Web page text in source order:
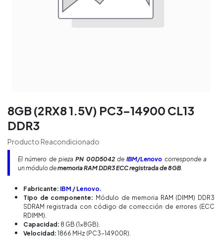
8GB (2RX8 1.5V) PC3-14900 CL13
DDR3
Producto Reacondicionado
El número de piezaPN 00D5042deIBM/Lenovo corresponde a
un módulo dememoria RAM DDR3 ECC registrada de 8GB.
Fabricante: IBM / Lenovo.
Tipo de componente: Módulo de memoria RAM (DIMM) DDR3
SDRAM registrada con código de corrección de errores (ECC
RDIMM).
Capacidad: 8 GB (1x8GB).
Velocidad: 1866 MHz (PC3-14900R).